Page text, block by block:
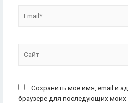
Сохранить моё имя, email и
браузере для последующих моих